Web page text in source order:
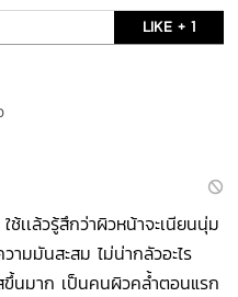
LIKE + 1
เเล้วรู้สึกว่าผิวหน้าจะเนียนนุ่ม
ามมันสะสม ไม่น่ากลัวอะไร
ขึ้นมาก เป็นคนผิวคล้ำตอนแรก